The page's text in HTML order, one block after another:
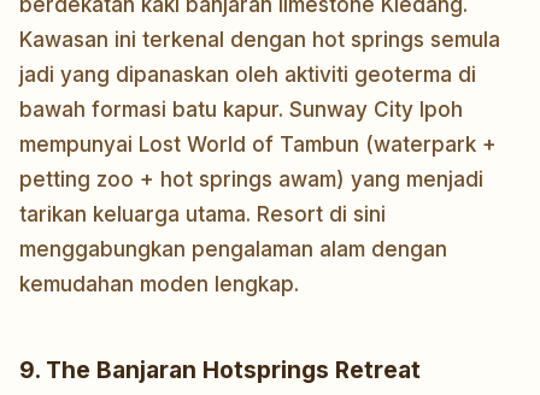
berdekatan kaki banjaran limestone Kledang.
Kawasan ini terkenal dengan hot springs semula
jadi yang dipanaskan oleh aktiviti geoterma di
bawah formasi batu kapur. Sunway City Ipoh
mempunyai Lost World of Tambun (waterpark +
petting zoo + hot springs awam) yang menjadi
tarikan keluarga utama. Resort di sini
menggabungkan pengalaman alam dengan
kemudahan moden lengkap.
9. The Banjaran Hotsprings Retreat